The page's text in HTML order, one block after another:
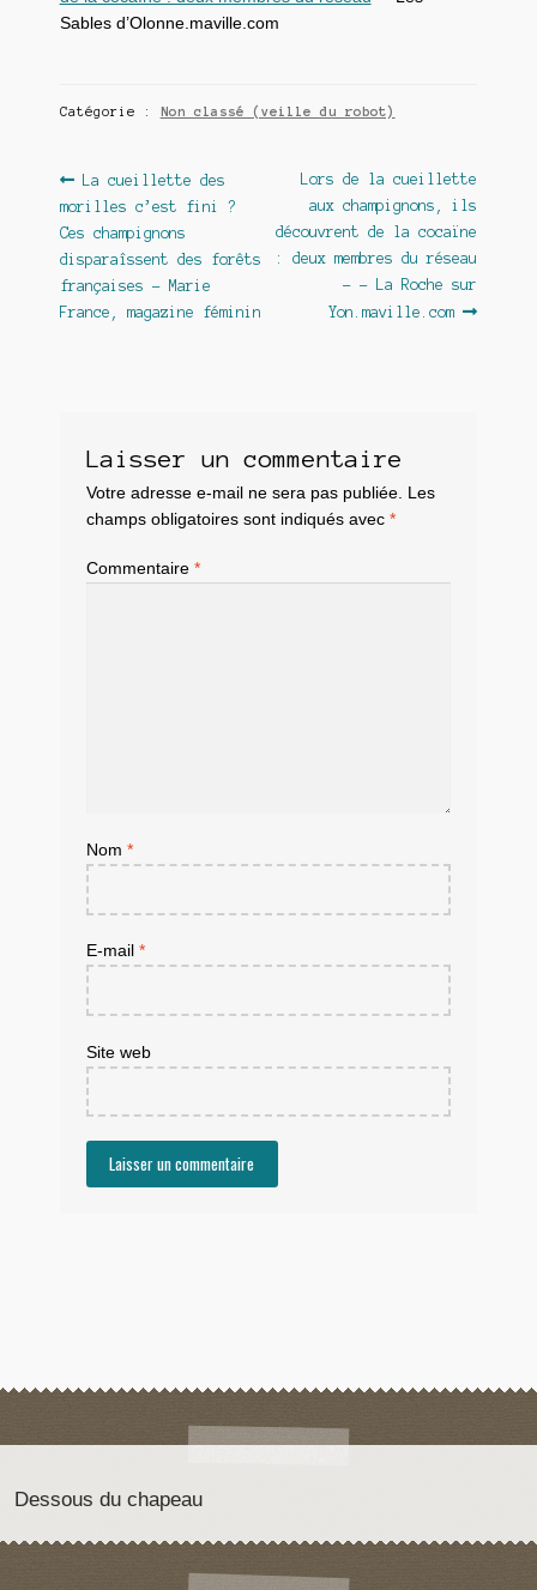
Sables d’Olonne.maville.com
Catégorie : Non classé (veille du robot)
Navigation
de
l’article
Article
précédent :
La cueillette des
morilles c’est fini ?
Ces champignons
disparaîssent des forêts
françaises – Marie
France, magazine féminin
Article
suivant :
Lors de la cueillette
aux champignons, ils
découvrent de la cocaïne
: deux membres du réseau
– – La Roche sur
Yon.maville.com
Laisser un commentaire
Votre adresse e-mail ne sera pas publiée. Les
champs obligatoires sont indiqués avec *
Commentaire *
Nom *
E-mail *
Site web
Dessous du chapeau